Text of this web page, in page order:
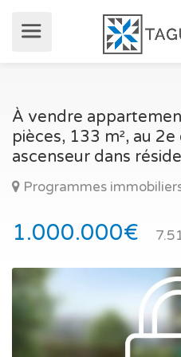
À vendre
pièces, 133 m², au
ascenseur dans
Programmes
1.000.000€